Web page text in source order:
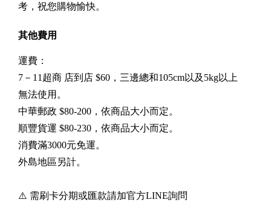
考，祝您購物愉快。
其他費用
運費：
7－11超商 店到店 $60，三邊總和105cm以及5kg以上
無法使用。
中華郵政 $80-200，依商品大小而定。
順豐貨運 $80-230，依商品大小而定。
消費滿3000元免運。
外島地區另計。
⚠️ 需刷卡分期或匯款請加官方LINE詢問